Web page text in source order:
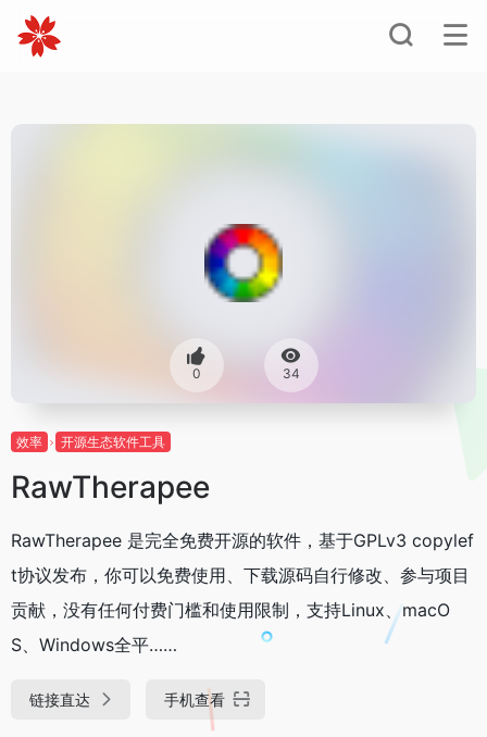
0 34
效率 开源生态软件工具
RawTherapee
RawTherapee 是完全免费开源的软件‌，基于GPLv3 copylef
t协议发布，你可以免费使用、下载源码自行修改、参与项目
贡献，没有任何付费门槛和使用限制，支持Linux、macO
S、Windows全平……
链接直达 手机查看